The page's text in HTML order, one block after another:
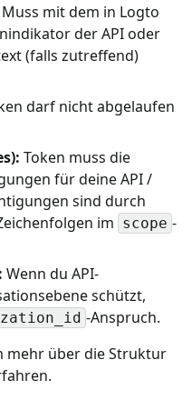
Muss mit dem in Logto
der API oder
(falls zutreffend)
darf nicht abgelaufen
Token muss die
für deine API /
sind durch
im scope -
Wenn du API-
schützt,
-Anspruch.
mehr über die Struktur